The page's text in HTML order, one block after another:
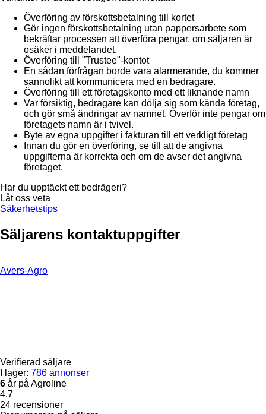
Överföring av förskottsbetalning till kortet
Gör ingen förskottsbetalning utan pappersarbete som
bekräftar processen att överföra pengar, om säljaren är
osäker i meddelandet.
Överföring till "Trustee"-kontot
En sådan förfrågan borde vara alarmerande, du kommer
sannolikt att kommunicera med en bedragare.
Överföring till ett företagskonto med ett liknande namn
Var försiktig, bedragare kan dölja sig som kända företag,
och gör små ändringar av namnet. Överför inte pengar om
företagets namn är i tvivel.
Byte av egna uppgifter i fakturan till ett verkligt företag
Innan du gör en överföring, se till att de angivna
uppgifterna är korrekta och om de avser det angivna
företaget.
Har du upptäckt ett bedrägeri?
Låt oss veta
Säkerhetstips
Säljarens kontaktuppgifter
Avers-Agro
Verifierad säljare
I lager: 786 annonser
6 år på Agroline
4.7
24 recensioner